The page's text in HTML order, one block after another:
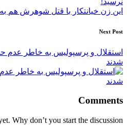
این زن خیانتکار با قتل شوهرش هم
Next Post
استقلال و پرسپولیس به خاطر عدم
شدند
Comments
Why don’t you start the discussion?